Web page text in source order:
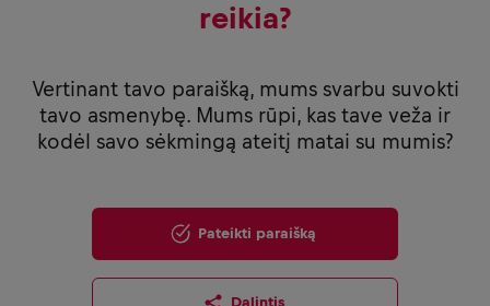
reikia?
Vertinant tavo paraišką, mums svarbu suvokti
tavo asmenybę. Mums rūpi, kas tave veža ir
kodėl savo sėkmingą ateitį matai su mumis?
Pateikti paraišką
Dalintis